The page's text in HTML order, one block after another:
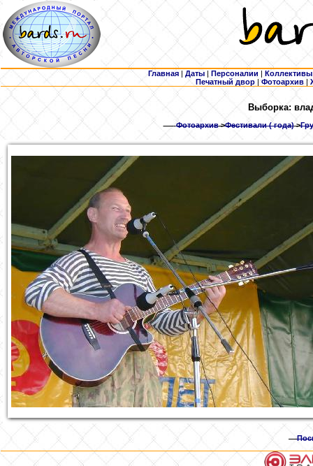
Главная | Даты | Персоналии | Коллективы
Печатный двор |Фотоархив |
Выборка:
Фотоархив>Фестивали ( года)>